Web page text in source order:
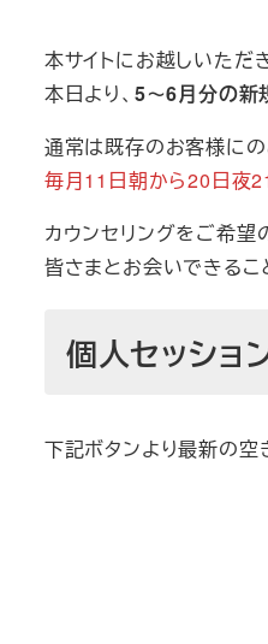
本サイトにお越しいただ
本日より、 5～6月分の新
通常は既存のお客様にの
毎月11日朝から20日夜
カウンセリングをご希望
皆さまとお会いできるこ
個人セッショ
下記ボタンより最新の空